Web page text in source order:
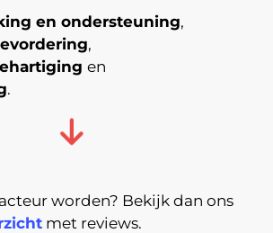
en ondersteuning,
,
en
.
worden? Bekijk dan ons
met reviews.